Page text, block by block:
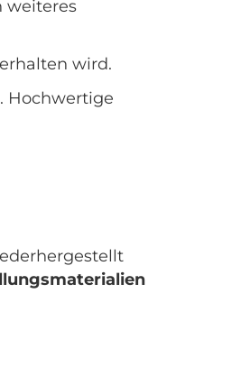
weiteres
wird.
Hochwertige